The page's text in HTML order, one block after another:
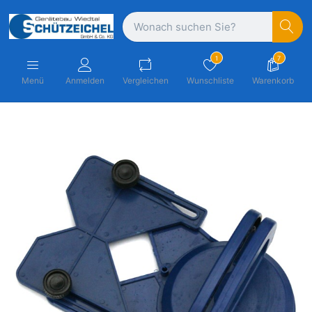
Menü Anmelden Vergleichen
1
Wunschliste
7
Warenkorb